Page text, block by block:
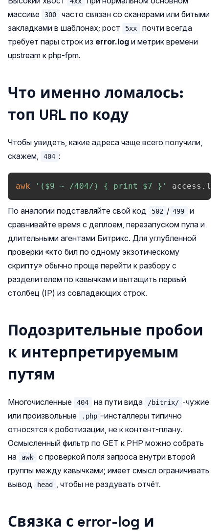
массиве
300
часто связан со сканерами или битыми
закладками в шаблонах; рост
5xx
почти всегда
требует пары строк из error.log и метрик времени
upstream к php-fpm.
Что именно ломалось:
топ URL по коду
Чтобы увидеть, какие адреса чаще всего получили,
скажем,
404 :
awk '( $9 ~ /404/) { print $7 }'
По аналогии подставляйте свой код 502 / 499
и
сравнивайте время с деплоем, перезапуском пула и
длительными агентами Битрикс. Для углубленной
проверки «кто бил по одному экзотическому
скрипту» обычно проще перейти к разбору с
разделителем по кавычкам и вытащить первый
столбец (IP) из совпадающих строк.
Подозрительные пробои
к интерпретируемым
путям
Многочисленные 404 на пути вида /bitrix/ -чужие
или произвольные
.php -инсталлеры типично
относятся к роботизации, не к контент-плану.
Осмысленный фильтр по GET к PHP можно собрать
на
awk
с проверкой поля запроса внутри второй
группы между кавычками; имеет смысл ограничивать
вывод
head , чтобы не раздувать отчёт.
Связка с error-log и